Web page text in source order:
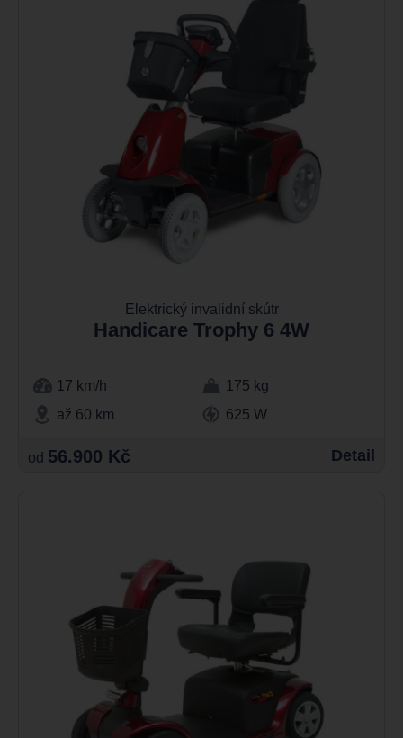
Elektrický invalidní skútr
Handicare Trophy 6 4W
17 km/h
175 kg
až 60 km
625 W
od 56.900 Kč Detail